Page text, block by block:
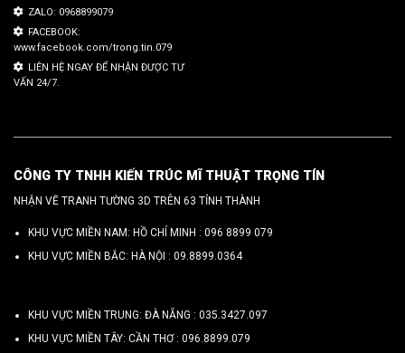
ZALO: 0968899079
FACEBOOK:
www.facebook.com/trong.tin.079
LIÊN HỆ NGAY ĐỂ NHẬN ĐƯỢC TƯ
VẤN 24/7.
CÔNG TY TNHH KIẾN TRÚC MĨ THUẬT TRỌNG TÍN
NHẬN VẼ TRANH TƯỜNG 3D TRÊN 63 TỈNH THÀNH
KHU VỰC MIỀN NAM: HỒ CHÍ MINH : 096 8899 079
KHU VỰC MIỀN BẮC: HÀ NỘI : 09.8899.0364
KHU VỰC MIỀN TRUNG: ĐÀ NẴNG : 035.3427.097
KHU VỰC MIỀN TÂY: CẦN THƠ : 096.8899.079